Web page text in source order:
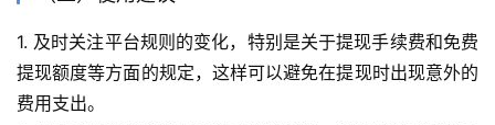
1. 及时关注平台规则的变化，特别是关于提现手续费和免费
提现额度等方面的规定，这样可以避免在提现时出现意外的
费用支出。